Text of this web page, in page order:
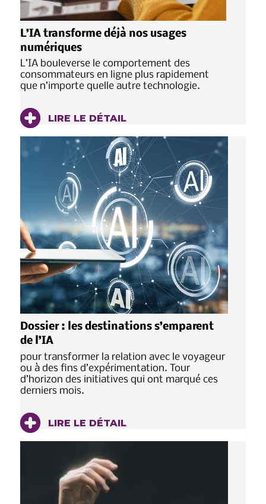
L’IA transforme déjà nos usages
numériques
L’IA bouleverse le comportement des
consommateurs en ligne plus rapidement
que n’importe quelle autre technologie.
LIRE LE DÉTAIL
Dossier : les destinations s’emparent
de l’IA
pour transformer la relation avec le voyageur
ou à des fins d’expérimentation. Tour
d’horizon des initiatives qui ont marqué ces
derniers mois.
LIRE LE DÉTAIL